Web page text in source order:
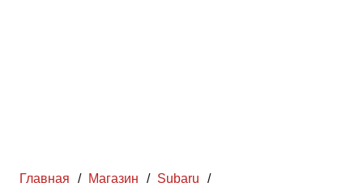
Главная / Магазин / Subaru
/